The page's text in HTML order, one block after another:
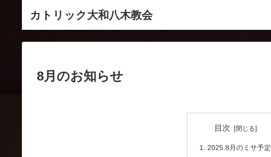
カトリック大和八木教会
8月のお知らせ
目次
2025.8月のミサ予定